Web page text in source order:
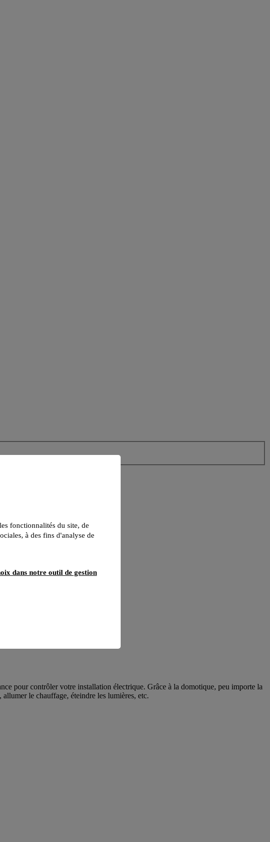
pour contrôler votre installation électrique. Grâce à la domotique, peu importe la
le chauffage, éteindre les lumières, etc.
fonctionnalités du site, de
à des fins d'analyse de
dans notre outil de gestion